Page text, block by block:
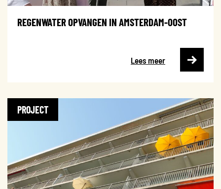
REGENWATER OPVANGEN IN AMSTERDAM-OOST
Lees meer
PROJECT